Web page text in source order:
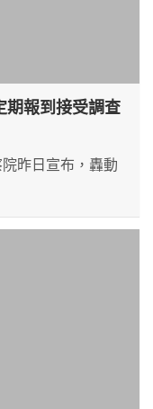
期報到接受調查
昨日宣布，轟動